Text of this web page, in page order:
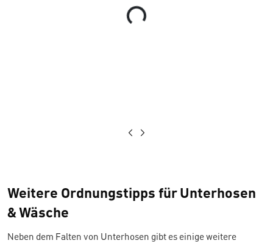
Loading...
Weitere Ordnungstipps für Unterhosen
& Wäsche
Neben dem Falten von Unterhosen gibt es einige weitere